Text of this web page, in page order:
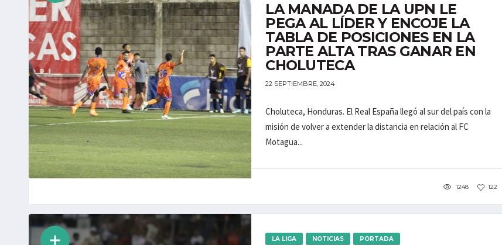
LA MANADA DE LA UPN LE
PEGA AL LÍDER Y ENCOJE LA
TABLA DE POSICIONES EN LA
PARTE ALTA TRAS GANAR EN
CHOLUTECA
22 SEPTIEMBRE, 2024
Choluteca, Honduras. El Real España llegó al sur del país con la
misión de volver a extender la distancia en relación al FC
Motagua...
1248 122
LA LIGA NOTICIAS PORTADA